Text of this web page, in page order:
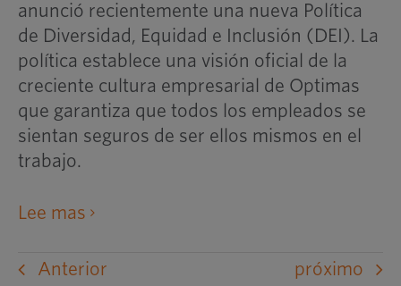
anunció recientemente una nueva Política
de Diversidad, Equidad e Inclusión (DEI). La
política establece una visión oficial de la
creciente cultura empresarial de Optimas
que garantiza que todos los empleados se
sientan seguros de ser ellos mismos en el
trabajo.
Lee masabre
sitio
Anterior próximo